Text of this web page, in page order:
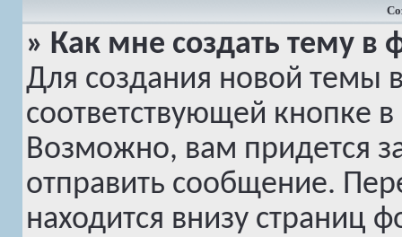
» Как мне создать тему в
Для создания новой темы
соответствующей кнопке
Возможно, вам придется
отправить сообщение.
находится внизу